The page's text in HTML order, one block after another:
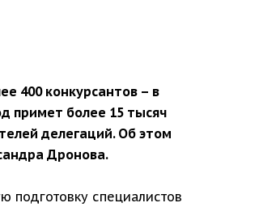
400 конкурсантов – в
примет более 15 тысяч
делегаций. Об этом
Дронова.
подготовку специалистов